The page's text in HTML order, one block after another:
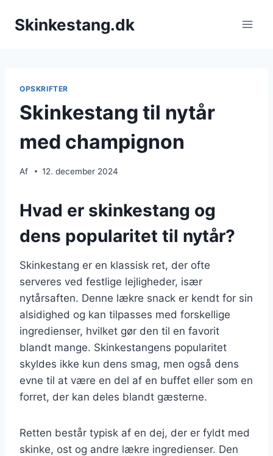
Skinkestang.dk
OPSKRIFTER
Skinkestang til nytår
med champignon
Af 12. december 2024
Hvad er skinkestang og
dens popularitet til nytår?
Skinkestang er en klassisk ret, der ofte
serveres ved festlige lejligheder, især
nytårsaften. Denne lækre snack er kendt for sin
alsidighed og kan tilpasses med forskellige
ingredienser, hvilket gør den til en favorit
blandt mange. Skinkestangens popularitet
skyldes ikke kun dens smag, men også dens
evne til at være en del af en buffet eller som en
forret, der kan deles blandt gæsterne.
Retten består typisk af en dej, der er fyldt med
skinke, ost og andre lækre ingredienser. Den